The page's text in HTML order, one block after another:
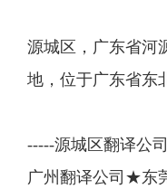
源城区，广东省河
地，位于广东省东
-----源城区翻译公
广州翻译公司★东